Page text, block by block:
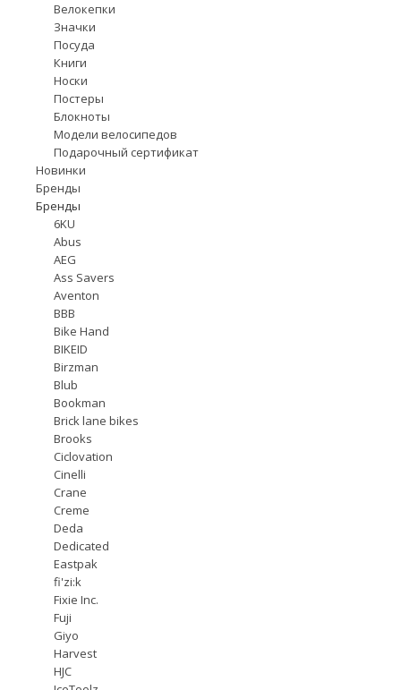
Велокепки
Значки
Посуда
Книги
Носки
Постеры
Блокноты
Модели велосипедов
Подарочный сертификат
Новинки
Бренды
Бренды
6KU
Abus
AEG
Ass Savers
Aventon
BBB
Bike Hand
BIKEID
Birzman
Blub
Bookman
Brick lane bikes
Brooks
Ciclovation
Cinelli
Crane
Creme
Deda
Dedicated
Eastpak
fi'zi:k
Fixie Inc.
Fuji
Giyo
Harvest
HJC